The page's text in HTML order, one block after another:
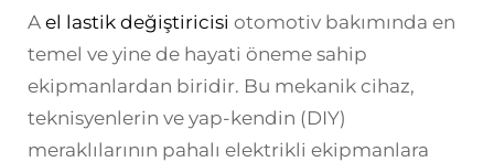
A el lastik değiştiricisi otomotiv bakımında en
temel ve yine de hayati öneme sahip
ekipmanlardan biridir. Bu mekanik cihaz,
teknisyenlerin ve yap-kendin (DIY)
meraklılarının pahalı elektrikli ekipmanlara